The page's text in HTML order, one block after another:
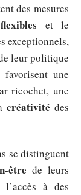
des mesures
et le
exceptionnels,
leur politique
favorisent une
ricochet, une
créativité des
se distinguent
être de leurs
l’accès à des